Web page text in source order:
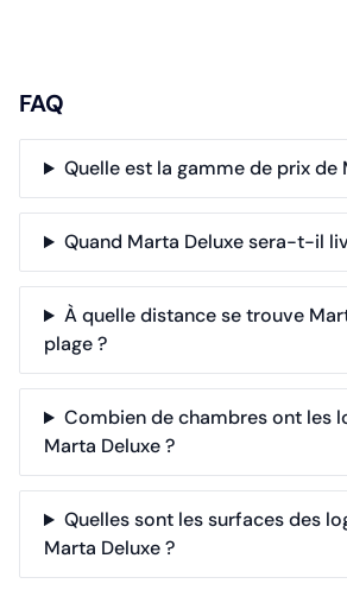
FAQ
Quelle est la gamme de prix de
Quand Marta Deluxe sera-t-il
À quelle distance se trouve
plage ?
Combien de chambres ont les
Marta Deluxe ?
Quelles sont les surfaces des
Marta Deluxe ?